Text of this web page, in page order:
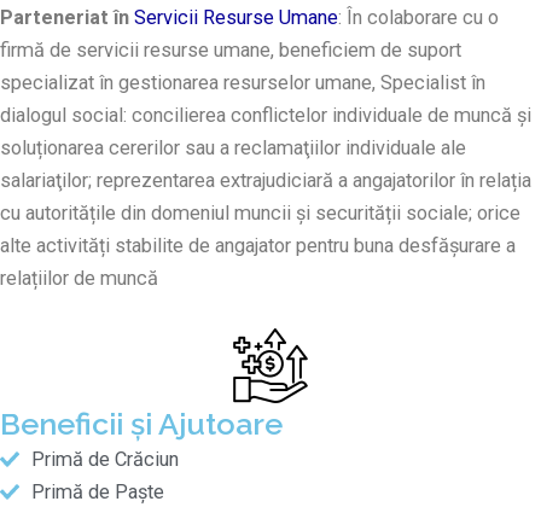
Parteneriat în Servicii Resurse Umane: În colaborare cu o
firmă de servicii resurse umane, beneficiem de suport
specializat în gestionarea resurselor umane, Specialist în
dialogul social: concilierea conflictelor individuale de muncă și
soluționarea cererilor sau a reclamaţiilor individuale ale
salariaţilor; reprezentarea extrajudiciară a angajatorilor în relația
cu autoritățile din domeniul muncii și securității sociale; orice
alte activități stabilite de angajator pentru buna desfășurare a
relațiilor de muncă
Beneficii și Ajutoare
Primă de Crăciun
Primă de Paște